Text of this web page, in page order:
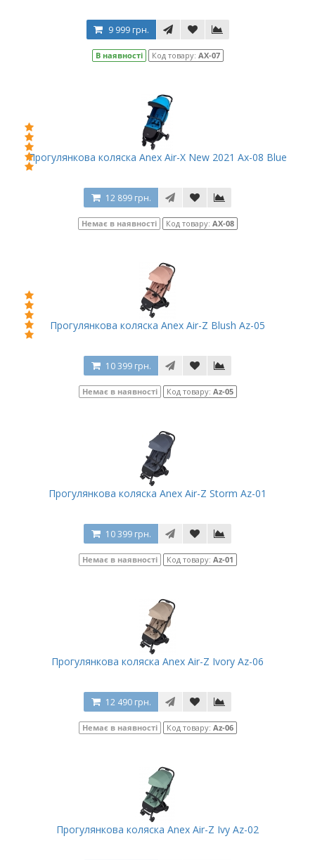
9 999 грн.
В наявності Код товару: AX-07
Прогулянкова коляска Anex Air-X New 2021 Ax-08 Blue
12 899 грн.
Немає в наявності Код товару: AX-08
Прогулянкова коляска Anex Air-Z Blush Az-05
10 399 грн.
Немає в наявності Код товару: Az-05
Прогулянкова коляска Anex Air-Z Storm Az-01
10 399 грн.
Немає в наявності Код товару: Az-01
Прогулянкова коляска Anex Air-Z Ivory Az-06
12 490 грн.
Немає в наявності Код товару: Az-06
Прогулянкова коляска Anex Air-Z Ivy Az-02